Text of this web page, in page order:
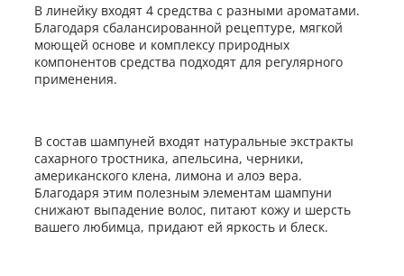
В линейку входят 4 средства с разными ароматами.
Благодаря сбалансированной рецептуре, мягкой
моющей основе и комплексу природных
компонентов средства подходят для регулярного
применения.
В состав шампуней входят натуральные экстракты
сахарного тростника, апельсина, черники,
американского клена, лимона и алоэ вера.
Благодаря этим полезным элементам шампуни
снижают выпадение волос, питают кожу и шерсть
вашего любимца, придают ей яркость и блеск.